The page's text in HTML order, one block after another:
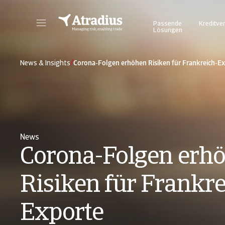
Passende
Lösungen
News & Insights/Corona-Folgen erhöhen Risiken für Frankreich-
News
Corona-Folgen
Risiken für
Exporte